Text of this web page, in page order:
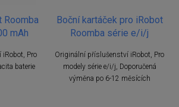
Roomba
mAh
Pro
baterie
Boční kartáček pro iRobot
Roomba série e/i/j
Originální příslušenství iRobot, Pro
modely série e/i/j, Doporučená
výměna po 6-12 měsících